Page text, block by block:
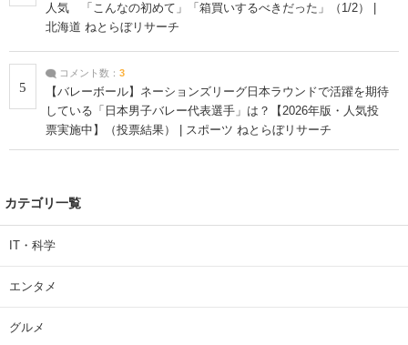
人気 「こんなの初めて」「箱買いするべきだった」（1/2） |
北海道 ねとらぼリサーチ
5
コメント数： 3
【バレーボール】ネーションズリーグ日本ラウンドで活躍を期待
している「日本男子バレー代表選手」は？【2026年版・人気投
票実施中】（投票結果） | スポーツ ねとらぼリサーチ
カテゴリ一覧
IT・科学
エンタメ
グルメ